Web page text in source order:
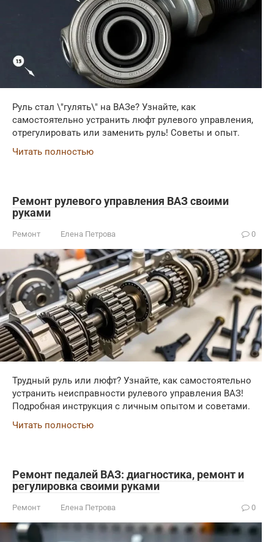
Руль стал \"гулять\" на ВАЗе? Узнайте, как
самостоятельно устранить люфт рулевого управления,
отрегулировать или заменить руль! Советы и опыт.
Читать полностью
Ремонт рулевого управления ВАЗ своими
руками
Ремонт Елена Петрова 0
Трудный руль или люфт? Узнайте, как самостоятельно
устранить неисправности рулевого управления ВАЗ!
Подробная инструкция с личным опытом и советами.
Читать полностью
Ремонт педалей ВАЗ: диагностика, ремонт и
регулировка своими руками
Ремонт Елена Петрова 0